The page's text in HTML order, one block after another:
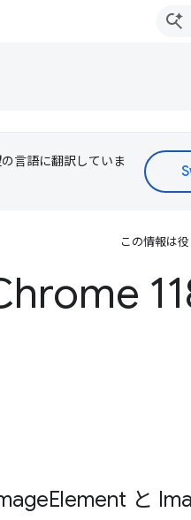
言語に翻訳していま
この情報は
Element と